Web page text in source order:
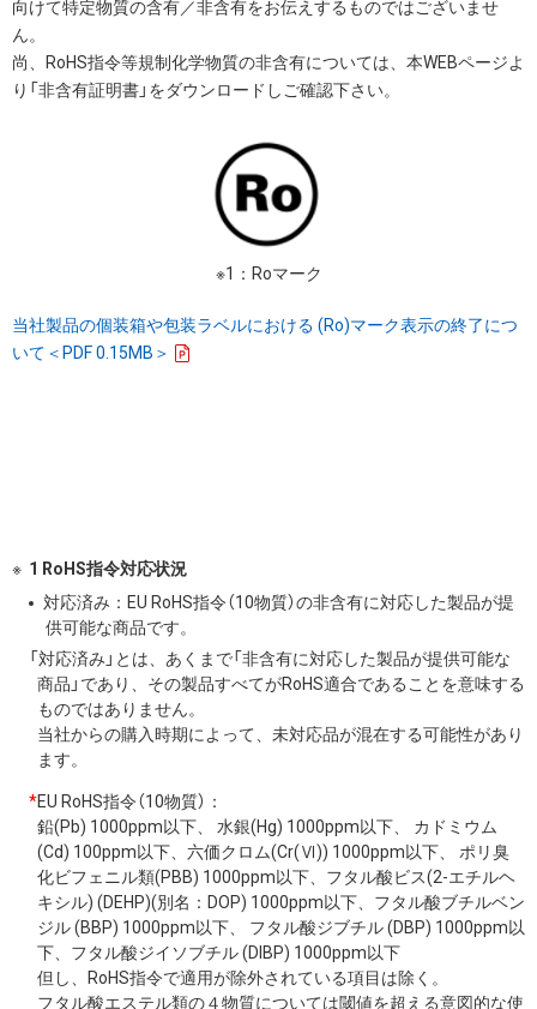
向けて特定物質の含有／非含有をお伝えするものではございませ
ん。
尚、RoHS指令等規制化学物質の非含有については、本WEBページよ
り「非含有証明書」をダウンロードしご確認下さい。
※1：Roマーク
当社製品の個装箱や包装ラベルにおける (Ro)マーク表示の終了につ
いて＜PDF 0.15MB＞
1 RoHS指令対応状況
対応済み：EU RoHS指令（10物質）の非含有に対応した製品が提
供可能な商品です。
「対応済み」とは、あくまで「非含有に対応した製品が提供可能な
商品」であり、その製品すべてがRoHS適合であることを意味する
ものではありません。
当社からの購入時期によって、未対応品が混在する可能性があり
ます。
*EU RoHS指令（10物質）：
鉛(Pb) 1000ppm以下、 水銀(Hg) 1000ppm以下、 カドミウム
(Cd) 100ppm以下、六価クロム(Cr(Ⅵ)) 1000ppm以下、 ポリ臭
化ビフェニル類(PBB) 1000ppm以下、フタル酸ビス(2-エチルヘ
キシル) (DEHP)(別名：DOP) 1000ppm以下、フタル酸ブチルベン
ジル (BBP) 1000ppm以下、 フタル酸ジブチル (DBP) 1000ppm以
下、フタル酸ジイソブチル (DIBP) 1000ppm以下
但し、RoHS指令で適用が除外されている項目は除く。
フタル酸エステル類の４物質については閾値を超える意図的な使